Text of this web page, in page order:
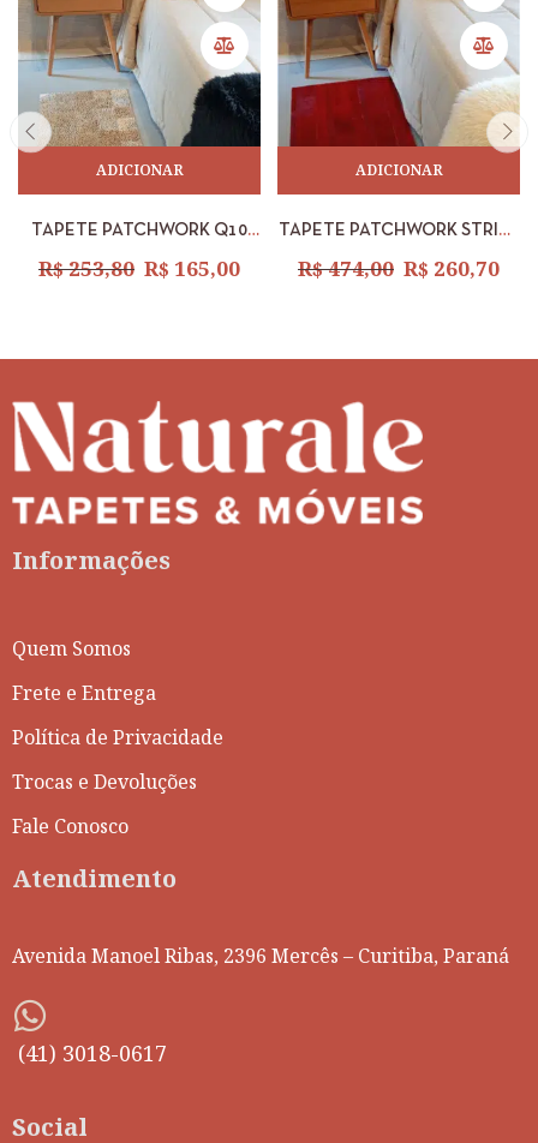
ADICIONAR
TAPETE PATCHWORK Q10
1,10M
R$253,80 R$ 165,00
ADICIONAR
TAPETE PATCHWORK STRIPE
R$474,00 R$ 260,70
Informações
Quem Somos
Frete e Entrega
Política de Privacidade
Trocas e Devoluções
Fale Conosco
Atendimento
Avenida Manoel Ribas, 2396 Mercês – Curitiba, Paraná
(41) 3018-0617
Social